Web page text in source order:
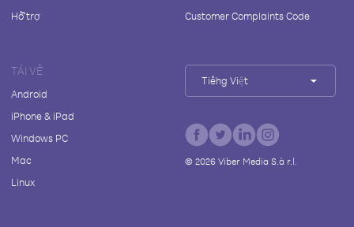
Hỗ trợ
Customer Complaints Code
TẢI VỀ
Android
iPhone & iPad
Windows PC
Mac
Linux
Tiếng Việt
© 2026Viber Media S.à r.l.